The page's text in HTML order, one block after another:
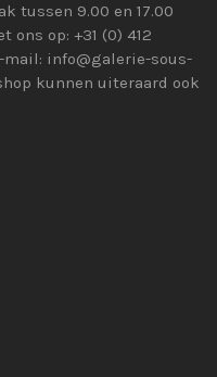
tussen 9.00 en 17.00
op: +31 (0) 412
mail: info@galerie-sous-
kunnen uiteraard ook